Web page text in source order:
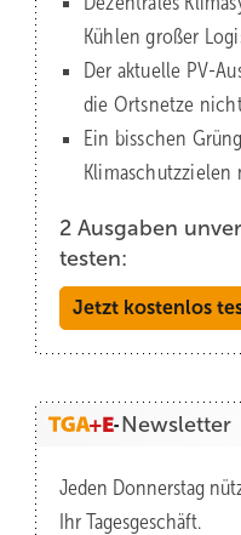
Kühlen großer
Der aktuelle PV-
die Orts­netze
Ein bisschen
Klima­schutz­zielen
2 Ausgaben
testen:
Jetzt kostenlos
Newsletter
Jeden Donnerstag
Ihr Tagesgeschäft.